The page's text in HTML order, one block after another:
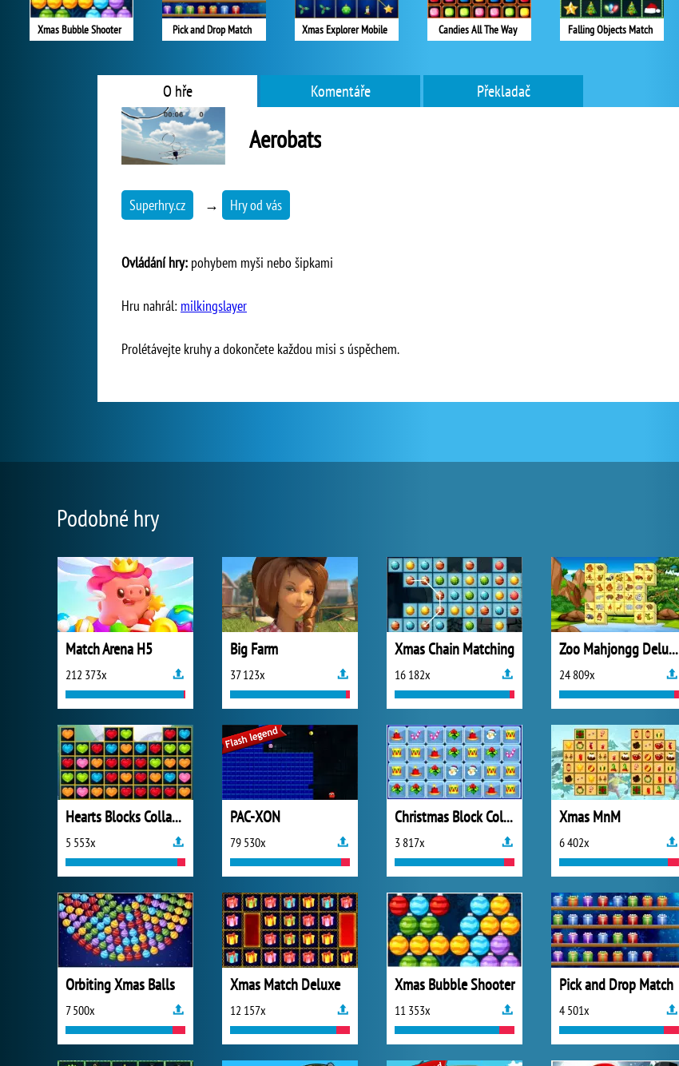
Xmas Bubble Shooter Pick and Drop Match Xmas Explorer Mobile Candies All The Way Falling Objects Match
O hře Komentáře Překladač
Aerobats
Superhry.cz → Hry od vás
Ovládání hry: pohybem myši nebo šipkami
Hru nahrál: milkingslayer
Prolétávejte kruhy a dokončete každou misi s úspěchem.
Podobné hry
Match Arena H5
212 373x
Big Farm
37 123x
Xmas Chain Matching
16 182x
Zoo Mahjongg Deluxe
24 809x
Hearts Blocks Collapse
5 553x
PAC-XON
79 530x
Christmas Block Collapse
3 817x
Xmas MnM
6 402x
Orbiting Xmas Balls
7 500x
Xmas Match Deluxe
12 157x
Xmas Bubble Shooter
11 353x
Pick and Drop Match
4 501x